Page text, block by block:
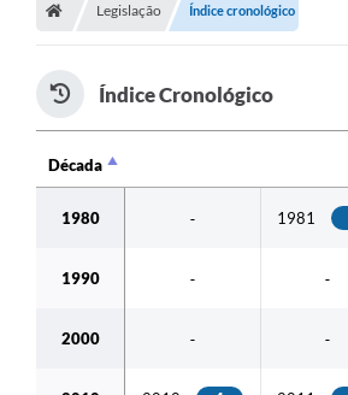
GESTÃO
RPPS
Contratos
Legislação Índice cronológico
Índice Cronológico
Década
1980
- 1981
1990 - -
2000 - -